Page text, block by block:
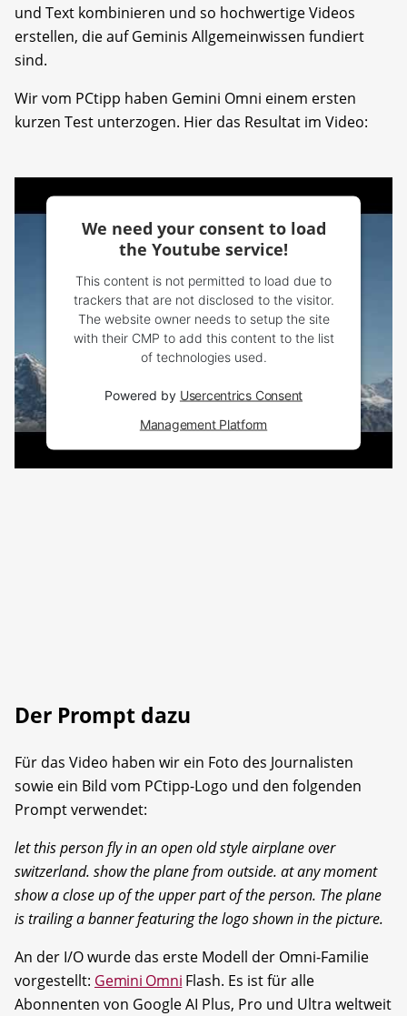
und Text kombinieren und so hochwertige Videos
erstellen, die auf Geminis Allgemeinwissen fundiert
sind.
Wir vom PCtipp haben Gemini Omni einem ersten
kurzen Test unterzogen. Hier das Resultat im Video:
We need your consent to load
the Youtube service!
This content is not permitted to load due to
trackers that are not disclosed to the visitor.
The website owner needs to setup the site
with their CMP to add this content to the list
of technologies used.
Powered by Usercentrics Consent
Management Platform
Der Prompt dazu
Für das Video haben wir ein Foto des Journalisten
sowie ein Bild vom PCtipp-Logo und den folgenden
Prompt verwendet:
let this person fly in an open old style airplane over
switzerland. show the plane from outside. at any moment
show a close up of the upper part of the person. The plane
is trailing a banner featuring the logo shown in the picture.
An der I/O wurde das erste Modell der Omni-Familie
vorgestellt: Gemini Omni Flash. Es ist für alle
Abonnenten von Google AI Plus, Pro und Ultra weltweit